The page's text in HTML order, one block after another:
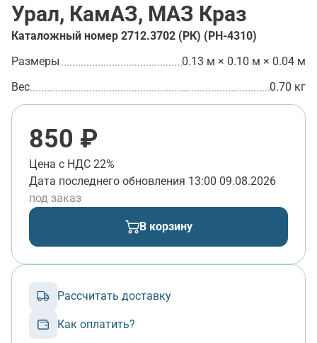
Урал, КамАЗ, МАЗ Краз
Каталожный номер 2712.3702 (РК) (РН-4310)
Размеры
0.13 м × 0.10 м × 0.04 м
Вес
0.70 кг
850 ₽
Цена с НДС 22%
Дата последнего обновления 13:00 09.08.2026
под заказ
В корзину
Рассчитать доставку
Как оплатить?